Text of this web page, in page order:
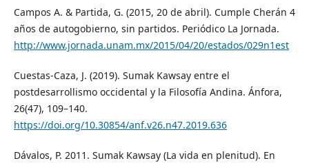
Campos A. & Partida, G. (2015, 20 de abril). Cumple Cherán 4
años de autogobierno, sin partidos. Periódico La Jornada.
http://www.jornada.unam.mx/2015/04/20/estados/029n1est
Cuestas-Caza, J. (2019). Sumak Kawsay entre el
postdesarrollismo occidental y la Filosofía Andina. Ánfora,
26(47), 109–140.
https://doi.org/10.30854/anf.v26.n47.2019.636
Dávalos, P. 2011. Sumak Kawsay (La vida en plenitud). En